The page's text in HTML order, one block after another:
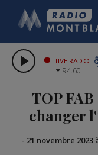
LES
GRAND
LIVE RADIO
94.60
TOP
changer
- 21 novembre 2023